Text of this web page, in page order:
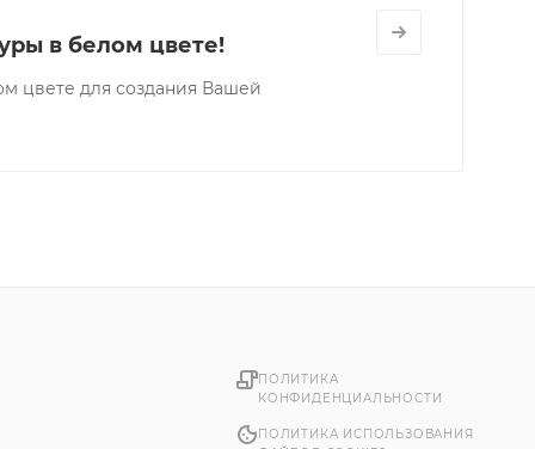
в белом цвете!
цвете для создания Вашей
ПОЛИТИКА
КОНФИДЕНЦИАЛЬНОСТИ
ПОЛИТИКА ИСПОЛЬЗОВАНИЯ